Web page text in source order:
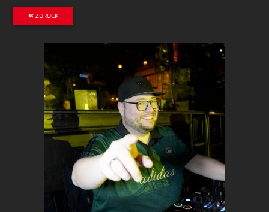
ZURÜCK